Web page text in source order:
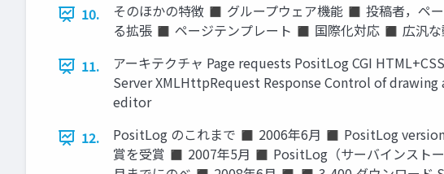
10.
そのほかの特徴 ◼ グループウェア機能 ◼ 投稿者，ペ
る拡張 ◼ ページテンプレート ◼ 国際化対応 ◼ 広汎
11.
アーキテクチャ Page requests PositLog CGI
Server XMLHttpRequest Response Control of
editor
12.
PositLog のこれまで ◼ 2006年6月 ◼ PositLog version
賞を受賞 ◼ 2007年5月 ◼ PositLog（サーバインスト